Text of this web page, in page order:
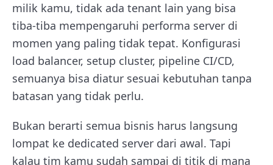
milik kamu, tidak ada tenant lain yang bisa
tiba-tiba mempengaruhi performa server di
momen yang paling tidak tepat. Konfigurasi
load balancer, setup cluster, pipeline CI/CD,
semuanya bisa diatur sesuai kebutuhan tanpa
batasan yang tidak perlu.
Bukan berarti semua bisnis harus langsung
lompat ke dedicated server dari awal. Tapi
kalau tim kamu sudah sampai di titik di mana